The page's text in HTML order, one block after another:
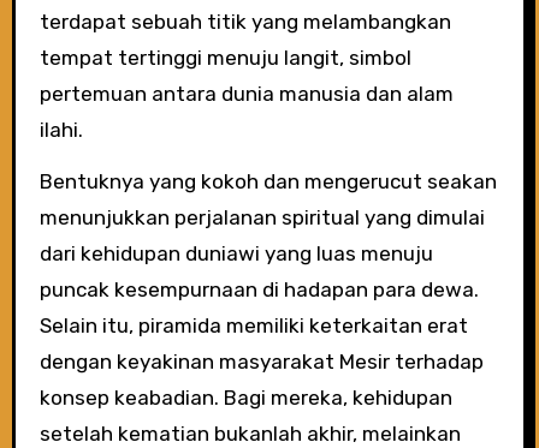
terdapat sebuah titik yang melambangkan
tempat tertinggi menuju langit, simbol
pertemuan antara dunia manusia dan alam
ilahi.
Bentuknya yang kokoh dan mengerucut seakan
menunjukkan perjalanan spiritual yang dimulai
dari kehidupan duniawi yang luas menuju
puncak kesempurnaan di hadapan para dewa.
Selain itu, piramida memiliki keterkaitan erat
dengan keyakinan masyarakat Mesir terhadap
konsep keabadian. Bagi mereka, kehidupan
setelah kematian bukanlah akhir, melainkan